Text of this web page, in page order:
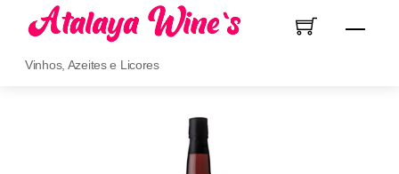
content
Menu
Vinhos, Azeites e Licores